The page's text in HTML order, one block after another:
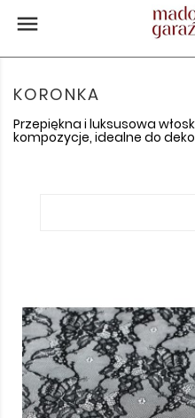

KORONKA
Przepiękna i luksusowa
kompozycje, idealne do